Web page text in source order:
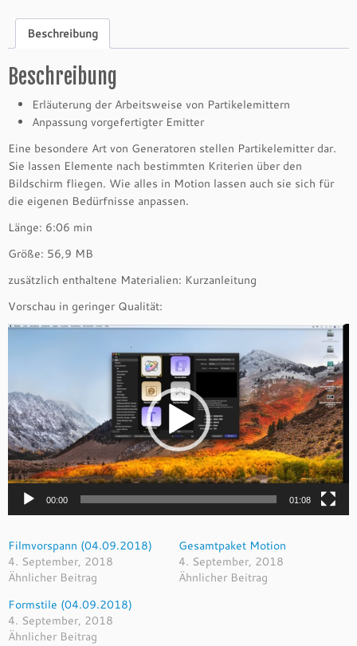
e
m
i
e
r
(0
4.
9.
2
1
8)
u
i
t
y
Beschreibung
Beschreibung
Erläuterung der Arbeitsweise von Partikelemittern
Anpassung vorgefertigter Emitter
Eine besondere Art von Generatoren stellen Partikelemitter dar.
Sie lassen Elemente nach bestimmten Kriterien über den
Bildschirm fliegen. Wie alles in Motion lassen auch sie sich für
die eigenen Bedürfnisse anpassen.
Länge: 6:06 min
Größe: 56,9 MB
zusätzlich enthaltene Materialien: Kurzanleitung
Vorschau in geringer Qualität:
Video-
00:00 01:08
Filmvorspann (04.09.2018)
4. September, 2018
Ähnlicher Beitrag
Gesamtpaket Motion
4. September, 2018
Ähnlicher Beitrag
Formstile (04.09.2018)
4. September, 2018
Ähnlicher Beitrag